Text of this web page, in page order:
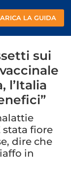
LA GUIDA
sui
l’Italia
stata fiore
dire che
in